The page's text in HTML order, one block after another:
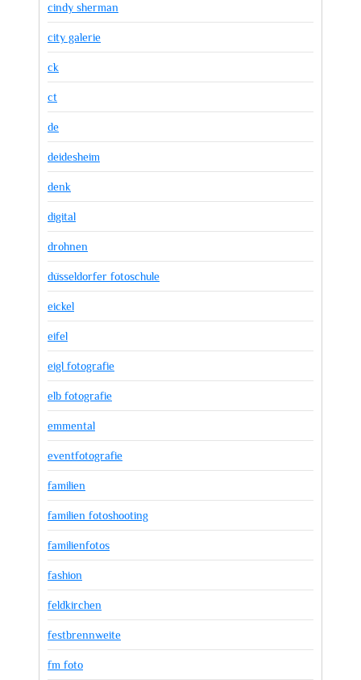
cindy sherman
city galerie
ck
ct
de
deidesheim
denk
digital
drohnen
düsseldorfer fotoschule
eickel
eifel
eigl fotografie
elb fotografie
emmental
eventfotografie
familien
familien fotoshooting
familienfotos
fashion
feldkirchen
festbrennweite
fm foto